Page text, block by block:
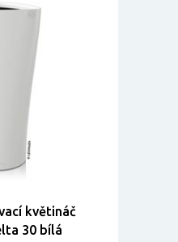
květináč
30 bílá